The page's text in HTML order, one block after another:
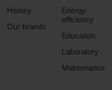
History
Our brands
Energy
efficiency
Education
Laboratory
Maintenance